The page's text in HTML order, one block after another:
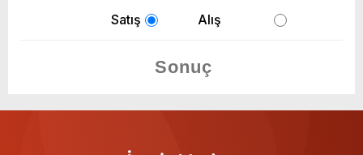
Satış Alış